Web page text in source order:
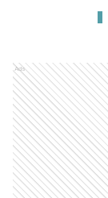
Ads